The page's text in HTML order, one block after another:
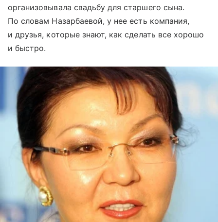
организовывала свадьбу для старшего сына.
По словам Назарбаевой, у нее есть компания,
и друзья, которые знают, как сделать все хорошо
и быстро.